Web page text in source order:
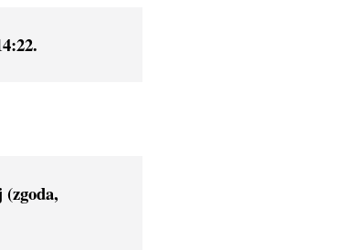
(zgoda,